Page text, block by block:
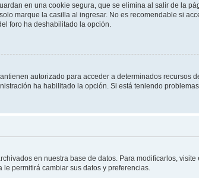
en una cookie segura, que se elimina al salir de la
marque la casilla al ingresar. No es recomendable si
foro ha deshabilitado la opción.
autorizado para acceder a determinados recursos
ha habilitado la opción. Si está teniendo
en nuestra base de datos. Para modificarlos,
permitirá cambiar sus datos y preferencias.